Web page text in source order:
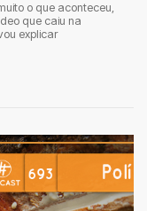
o que aconteceu,
que caiu na
explicar